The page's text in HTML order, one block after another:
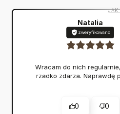
JAK
Natalia
zweryfikowano
Wracam do nich
rzadko zdarza. Naprawdę
0 0